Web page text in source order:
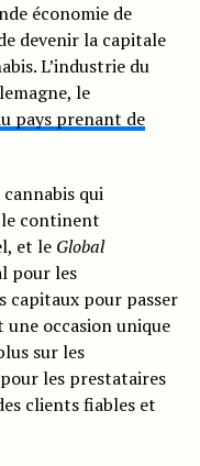
économie de
devenir la capitale
L’industrie du
le
pays prenant de
qui
continent
et le Global
pour les
capitaux pour passer
une occasion unique
sur les
les prestataires
clients fiables et